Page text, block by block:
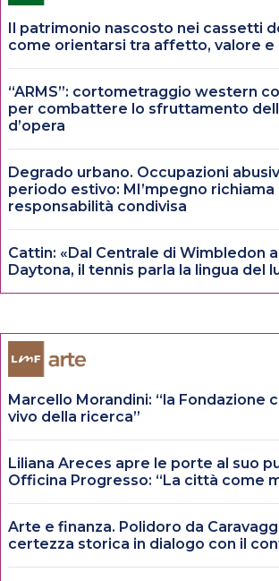
Il patrimonio nascosto nei cassetti
come orientarsi tra affetto, valore e
“ARMS”: cortometraggio western
per combattere lo sfruttamento
d’opera
Degrado urbano. Occupazioni
periodo estivo: MI’mpegno richiama
responsabilità condivisa
Cattin: «Dal Centrale di Wimbledon
Daytona, il tennis parla la lingua del
Marcello Morandini: “la Fondazione
vivo della ricerca”
Liliana Areces apre le porte al suo
Officina Progresso: “La città come
Arte e finanza. Polidoro da
certezza storica in dialogo con il